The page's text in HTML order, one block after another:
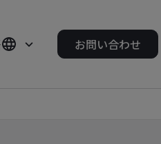
お問い合わせ